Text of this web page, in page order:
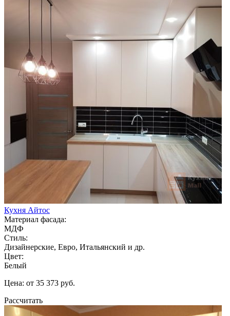
Кухня Айтос
Материал фасада:
МДФ
Стиль:
Дизайнерские, Евро, Итальянский и др.
Цвет:
Белый
Цена: от 35 373 руб.
Рассчитать